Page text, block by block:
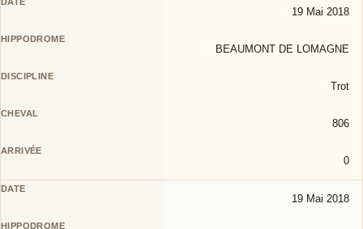
19 Mai 2018
BEAUMONT DE LOMAGNE
Trot
806
0
19 Mai 2018